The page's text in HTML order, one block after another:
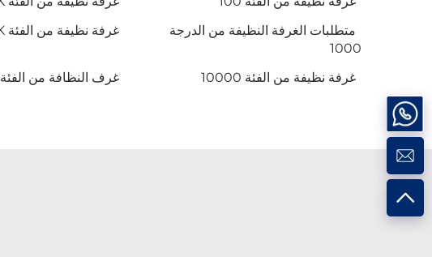
متطلبات الغرفة النظيفة من الدرجة
1000
غرفة نظيفة من الفئة 1K
غرفة نظيفة من الفئة 10000 غرف النظافة من الفئة 10000